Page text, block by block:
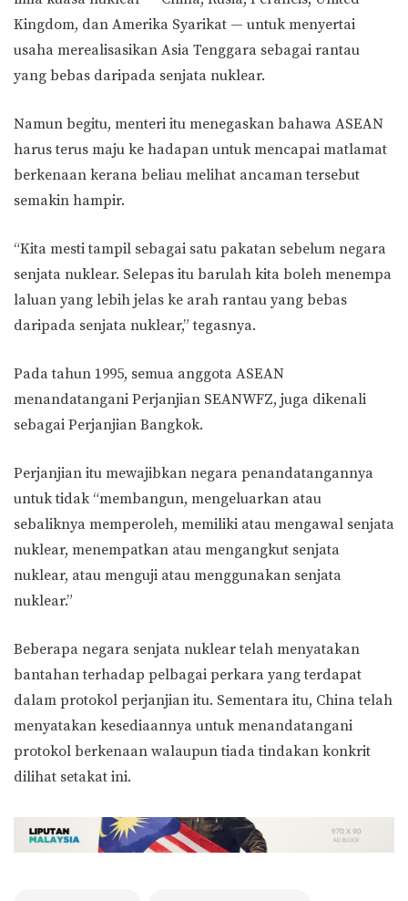
Kingdom, dan Amerika Syarikat — untuk menyertai
usaha merealisasikan Asia Tenggara sebagai rantau
yang bebas daripada senjata nuklear.
Namun begitu, menteri itu menegaskan bahawa ASEAN
harus terus maju ke hadapan untuk mencapai matlamat
berkenaan kerana beliau melihat ancaman tersebut
semakin hampir.
“Kita mesti tampil sebagai satu pakatan sebelum negara
senjata nuklear. Selepas itu barulah kita boleh menempa
laluan yang lebih jelas ke arah rantau yang bebas
daripada senjata nuklear,” tegasnya.
Pada tahun 1995, semua anggota ASEAN
menandatangani Perjanjian SEANWFZ, juga dikenali
sebagai Perjanjian Bangkok.
Perjanjian itu mewajibkan negara penandatangannya
untuk tidak “membangun, mengeluarkan atau
sebaliknya memperoleh, memiliki atau mengawal senjata
nuklear, menempatkan atau mengangkut senjata
nuklear, atau menguji atau menggunakan senjata
nuklear.”
Beberapa negara senjata nuklear telah menyatakan
bantahan terhadap pelbagai perkara yang terdapat
dalam protokol perjanjian itu. Sementara itu, China telah
menyatakan kesediaannya untuk menandatangani
protokol berkenaan walaupun tiada tindakan konkrit
dilihat setakat ini.